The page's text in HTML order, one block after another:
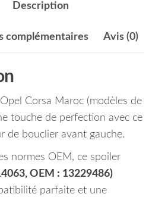
Description
complémentaires Avis (0)
Corsa Maroc (modèles de
touche de perfection avec ce
de bouclier avant gauche.
normes OEM, ce spoiler
OEM : 13229486)
parfaite et une